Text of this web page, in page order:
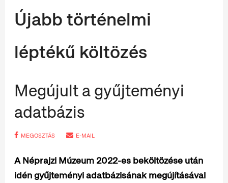
Újabb történelmi
léptékű költözés
Megújult a gyűjteményi
adatbázis
MEGOSZTÁS E-MAIL
A Néprajzi Múzeum 2022-es beköltözése után
idén gyűjteményi adatbázisának megújításával